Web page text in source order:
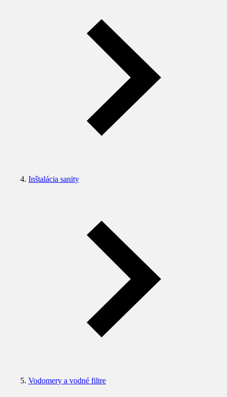
Inštalácia sanity
Vodomery a vodné filtre